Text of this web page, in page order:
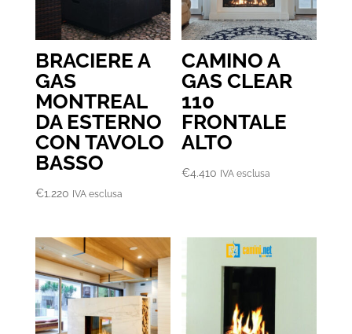
BRACIERE A
GAS
MONTREAL
DA ESTERNO
CON TAVOLO
BASSO
€1.220 IVA esclusa
CAMINO A
GAS CLEAR
110
FRONTALE
ALTO
€4.410 IVA esclusa